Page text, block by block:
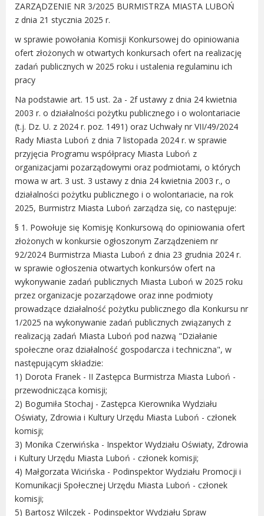
Sesja Rady Miasta
Harmonogram dyżurów radnych
Komisje Rady Miasta Luboń
Terminarz spotkań komisji
Uchwały Rady Miasta Luboń
Rada Gospodarcza
POZOSTAŁE
Państwowy Fundusz Rehabilitacji Osób
Niepełnosprawnych
Zakład Ubezpieczeń Społecznych
Poznańska Lokalna Organizacja
Turystyczna
Urząd statystyczny w Poznaniu
Instytut Rozwoju Wsi i Rolnictwa
Polskiej Akademii Nauk
Instytut Skrzynki
Wielkopolski Park Narodowy
Muzeum Narodowe Rolnictwa i
Przemysłu Rolno-Spożywczego w
Szreniawie
Urząd Skarbowy
Państwowe Gospodarstwo Wodne
ZARZĄDZENIE NR 3/2025 BURMISTRZA MIASTA LUBOŃ
z dnia 21 stycznia 2025 r.
w sprawie powołania Komisji Konkursowej do opiniowania
ofert złożonych w otwartych konkursach ofert na realizację
zadań publicznych w 2025 roku i ustalenia regulaminu ich
pracy
Na podstawie art. 15 ust. 2a - 2f ustawy z dnia 24 kwietnia
2003 r. o działalności pożytku publicznego i o wolontariacie
(t.j. Dz. U. z 2024 r. poz. 1491) oraz Uchwały nr VII/49/2024
Rady Miasta Luboń z dnia 7 listopada 2024 r. w sprawie
przyjęcia Programu współpracy Miasta Luboń z
organizacjami pozarządowymi oraz podmiotami, o których
mowa w art. 3 ust. 3 ustawy z dnia 24 kwietnia 2003 r., o
działalności pożytku publicznego i o wolontariacie, na rok
2025, Burmistrz Miasta Luboń zarządza się, co następuje:
§ 1. Powołuje się Komisję Konkursową do opiniowania ofert
złożonych w konkursie ogłoszonym Zarządzeniem nr
92/2024 Burmistrza Miasta Luboń z dnia 23 grudnia 2024 r.
w sprawie ogłoszenia otwartych konkursów ofert na
wykonywanie zadań publicznych Miasta Luboń w 2025 roku
przez organizacje pozarządowe oraz inne podmioty
prowadzące działalność pożytku publicznego dla Konkursu nr
1/2025 na wykonywanie zadań publicznych związanych z
realizacją zadań Miasta Luboń pod nazwą "Działanie
społeczne oraz działalność gospodarcza i techniczna", w
następującym składzie:
1) Dorota Franek - II Zastępca Burmistrza Miasta Luboń -
przewodnicząca komisji;
2) Bogumiła Stochaj - Zastępca Kierownika Wydziału
Oświaty, Zdrowia i Kultury Urzędu Miasta Luboń - członek
komisji;
3) Monika Czerwińska - Inspektor Wydziału Oświaty, Zdrowia
i Kultury Urzędu Miasta Luboń - członek komisji;
4) Małgorzata Wicińska - Podinspektor Wydziału Promocji i
Komunikacji Społecznej Urzędu Miasta Luboń - członek
komisji;
5) Bartosz Wilczek - Podinspektor Wydziału Spraw